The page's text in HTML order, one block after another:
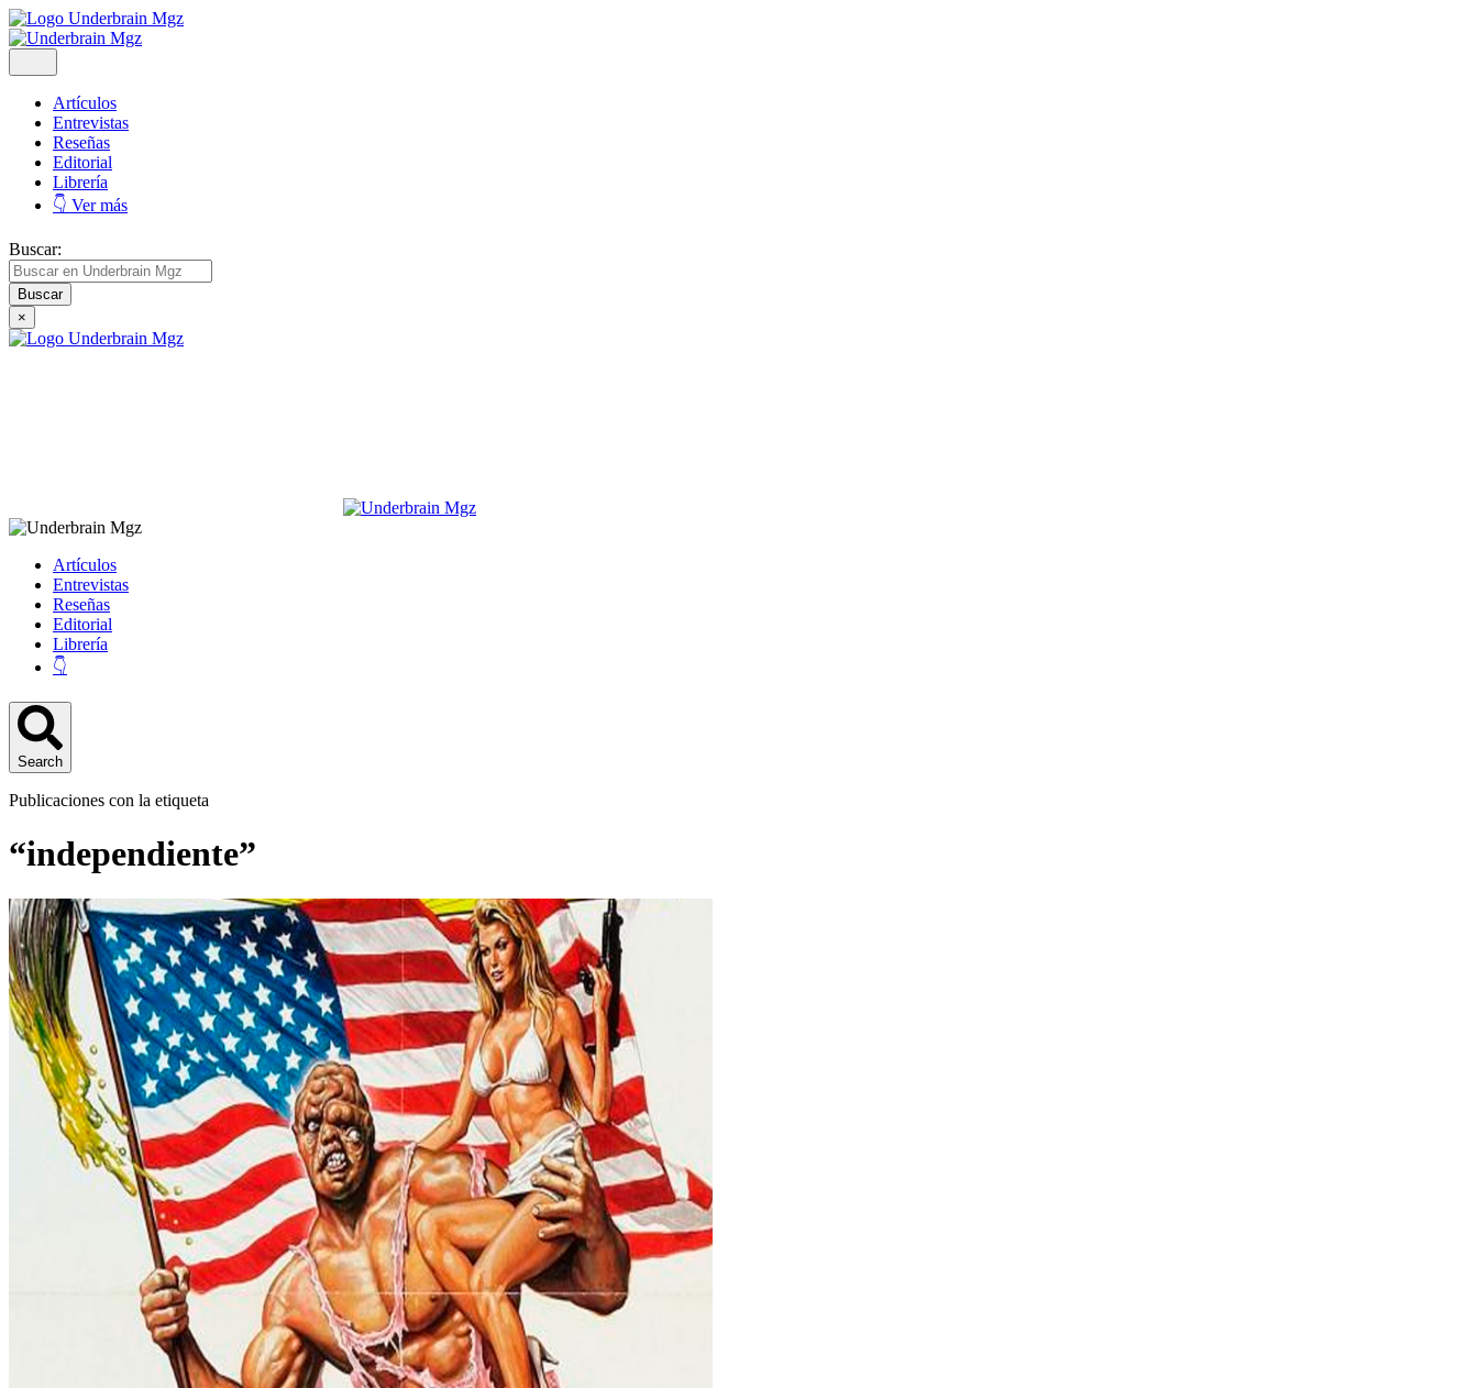
Artículos
Entrevistas
Reseñas
Editorial
Librería
👇 Ver más
Buscar:
×
Artículos
Entrevistas
Reseñas
Editorial
Librería
👇
Search
Publicaciones con la etiqueta
“independiente”